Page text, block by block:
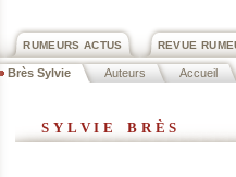
REVUE
RUMEURS ACTUS
Brès Sylvie Auteurs Accueil
sylvie brès